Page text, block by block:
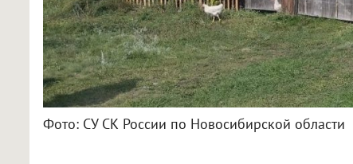
Фото: СУ СК России по Новосибирской области